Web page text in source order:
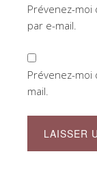
Prévenez-moi
par e-mail.
Prévenez-moi
mail.